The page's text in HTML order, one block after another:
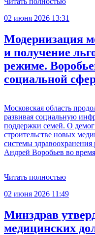
02 июня 2026 13:31
Модернизация
и получение
режиме.
социальной
Московская область
развивая социальную
поддержки семей. О
строительстве новых
системы здравоохранения
Андрей Воробьев во
Читать полностью
02 июня 2026 11:49
Минздрав
медицинских